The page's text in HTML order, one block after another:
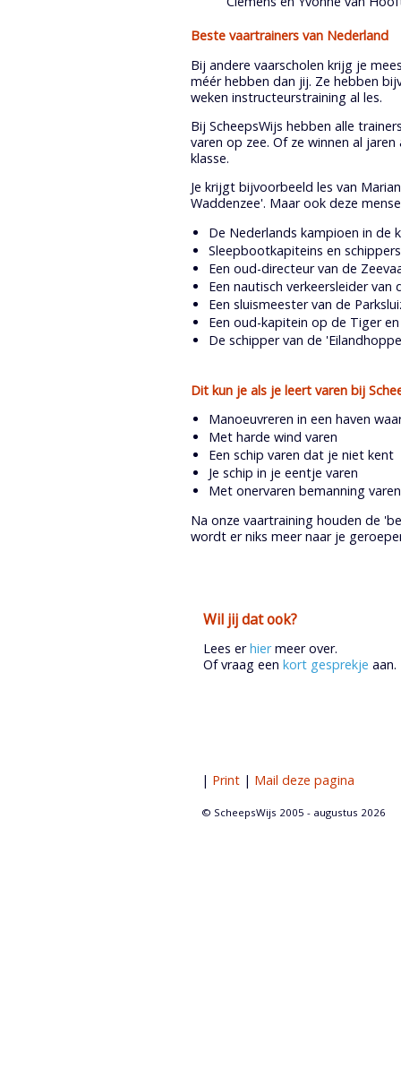
Beste vaartrainers van Nederland
Bij andere vaarscholen krijg je
méér hebben dan jij. Ze hebben
weken instructeurstraining al les.
Bij ScheepsWijs hebben alle
varen op zee. Of ze winnen al
klasse.
Je krijgt bijvoorbeeld les van
Waddenzee'. Maar ook deze
De Nederlands kampioen in de
Sleepbootkapiteins en
Een oud-directeur van de
Een nautisch verkeersleider
Een sluismeester van de
Een oud-kapitein op de Tiger
De schipper van de
Dit kun je als je leert varen bij
Manoeuvreren in een haven
Met harde wind varen
Een schip varen dat je niet kent
Je schip in je eentje varen
Met onervaren bemanning
Na onze vaartraining houden de
wordt er niks meer naar je
Wil jij dat ook?
Lees erhiermeer over.
Of vraag een kort gesprekje aan.
| Print | Mail deze pagina
© ScheepsWijs 2005 - augustus 2026